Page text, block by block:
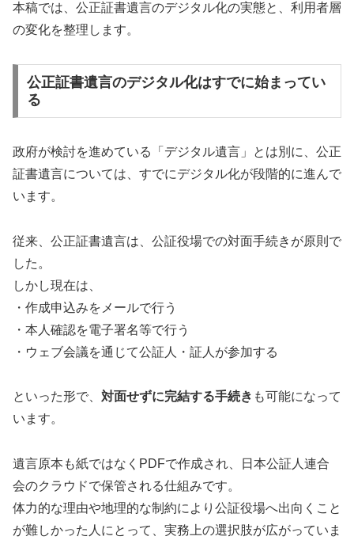
本稿では、公正証書遺言のデジタル化の実態と、利用者層
の変化を整理します。
公正証書遺言のデジタル化はすでに始まってい
る
政府が検討を進めている「デジタル遺言」とは別に、公正
証書遺言については、すでにデジタル化が段階的に進んで
います。
従来、公正証書遺言は、公証役場での対面手続きが原則で
した。
しかし現在は、
・作成申込みをメールで行う
・本人確認を電子署名等で行う
・ウェブ会議を通じて公証人・証人が参加する
といった形で、 対面せずに完結する手続き も可能になって
います。
遺言原本も紙ではなくPDFで作成され、日本公証人連合
会のクラウドで保管される仕組みです。
体力的な理由や地理的な制約により公証役場へ出向くこと
が難しかった人にとって、実務上の選択肢が広がっていま